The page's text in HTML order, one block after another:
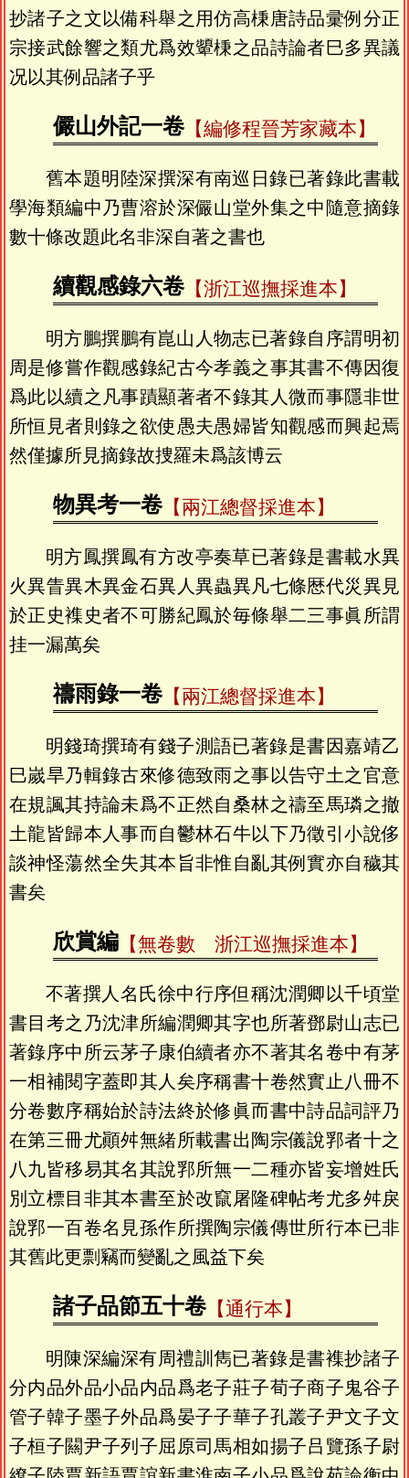
抄諸子之文以備科舉之用仿高棅唐詩品彚例分正
宗接武餘響之類尤爲效顰棅之品詩論者巳多異議
况以其例品諸子乎
儼山外記一卷【編修程晉芳家藏本】
舊本題明陸深撰深有南巡日錄已著錄此書載
學海類編中乃曹溶於深儼山堂外集之中隨意摘錄
數十條改題此名非深自著之書也
續觀感錄六卷【浙江巡撫採進本】
明方鵬撰鵬有崑山人物志已著錄自序謂明初
周是修嘗作觀感錄紀古今孝義之事其書不傳因復
爲此以續之凡事蹟顯著者不錄其人微而事隱非世
所恒見者則錄之欲使愚夫愚婦皆知觀感而興起焉
然僅據所見摘錄故捜羅未爲該博云
物異考一卷【兩江總督採進本】
明方鳳撰鳳有方改亭奏草已著錄是書載水異
火異眚異木異金石異人異蟲異凡七條厯代災異見
於正史襍史者不可勝紀鳳於毎條舉二三事眞所謂
挂一漏萬矣
禱雨錄一卷【兩江總督採進本】
明錢琦撰琦有錢子測語已著錄是書因嘉靖乙
巳嵗旱乃輯錄古來修德致雨之事以告守土之官意
在規諷其持論未爲不正然自桑林之禱至馬璘之撤
土龍皆歸本人事而自鬱林石牛以下乃徵引小說侈
談神怪蕩然全失其本旨非惟自亂其例實亦自穢其
書矣
欣賞編 【無卷數 浙江巡撫採進本】
不著撰人名氏徐中行序但稱沈潤卿以千頃堂
書目考之乃沈津所編潤卿其字也所著鄧尉山志已
著錄序中所云茅子康伯續者亦不著其名卷中有茅
一相補閱字蓋即其人矣序稱書十卷然實止八冊不
分卷數序稱始於詩法終於修眞而書中詩品詞評乃
在第三冊尤顚舛無緒所載書出陶宗儀說郛者十之
八九皆移易其名其說郛所無一二種亦皆妄增姓氏
別立標目非其本書至於改竄屠隆碑帖考尤多舛戾
說郛一百卷名見孫作所撰陶宗儀傳世所行本已非
其舊此更剽竊而變亂之風益下矣
諸子品節五十卷【通行本】
明陳深編深有周禮訓雋已著錄是書襍抄諸子
分内品外品小品内品爲老子莊子荀子商子鬼谷子
管子韓子墨子外品爲晏子子華子孔叢子尹文子文
子桓子闗尹子列子屈原司馬相如揚子吕覽孫子尉